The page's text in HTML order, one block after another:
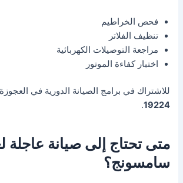
فحص الخراطيم
تنظيف الفلاتر
مراجعة التوصيلات الكهربائية
اختبار كفاءة الموتور
للاشتراك في برامج الصيانة الدورية في
19224
.
متى تحتاج إلى صيانة عاجلة
سامسونج؟